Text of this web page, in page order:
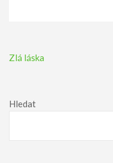
Navigace
Zlá láska
Hledat